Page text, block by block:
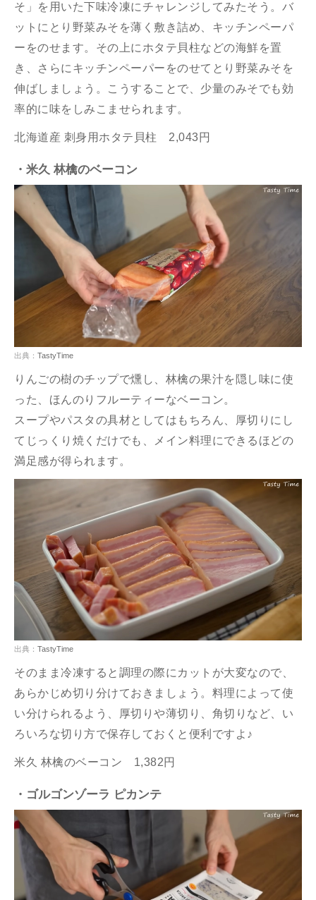
そ」を用いた下味冷凍にチャレンジしてみたそう。バ
ットにとり野菜みそを薄く敷き詰め、キッチンペーパ
ーをのせます。その上にホタテ貝柱などの海鮮を置
き、さらにキッチンペーパーをのせてとり野菜みそを
伸ばしましょう。こうすることで、少量のみそでも効
率的に味をしみこませられます。
北海道産 刺身用ホタテ貝柱 2,043円
・米久 林檎のベーコン
出典： TastyTime
りんごの樹のチップで燻し、林檎の果汁を隠し味に使
った、ほんのりフルーティーなベーコン。
スープやパスタの具材としてはもちろん、厚切りにし
てじっくり焼くだけでも、メイン料理にできるほどの
満足感が得られます。
出典： TastyTime
そのまま冷凍すると調理の際にカットが大変なので、
あらかじめ切り分けておきましょう。料理によって使
い分けられるよう、厚切りや薄切り、角切りなど、い
ろいろな切り方で保存しておくと便利ですよ♪
米久 林檎のベーコン 1,382円
・ゴルゴンゾーラ ピカンテ